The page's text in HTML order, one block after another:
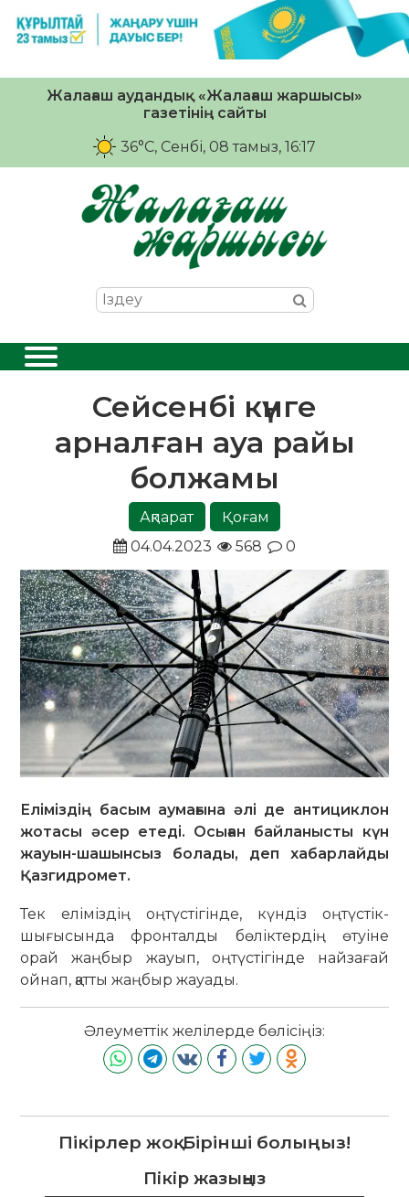
Жалағаш аудандық «Жалағаш жаршысы»
газетінің сайты
36°C, Сенбі, 08 тамыз, 16:17
Сейсенбі күнге
арналған ауа райы
болжамы
Ақпарат
Қоғам
04.04.2023
568 0
Еліміздің басым аумағына әлі де антициклон
жотасы әсер етеді. Осыған байланысты күн
жауын-шашынсыз болады, деп хабарлайды
Қазгидромет.
Тек еліміздің оңтүстігінде, күндіз оңтүстік-
шығысында фронталды бөліктердің өтуіне
орай жаңбыр жауып, оңтүстігінде найзағай
ойнап, қатты жаңбыр жауады.
Әлеуметтік желілерде бөлісіңіз:
Пікірлер жоқ. Бірінші болыңыз!
Пікір жазыңыз